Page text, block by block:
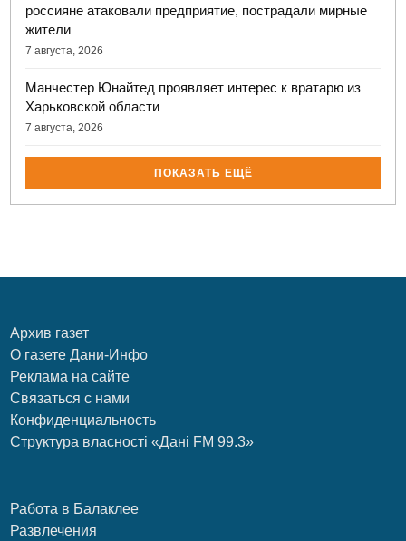
россияне атаковали предприятие, пострадали мирные
жители
7 августа, 2026
Манчестер Юнайтед проявляет интерес к вратарю из
Харьковской области
7 августа, 2026
ПОКАЗАТЬ ЕЩЁ
Архив газет
О газете Дани-Инфо
Реклама на сайте
Связаться с нами
Конфиденциальность
Структура власності «Дані FM 99.3»
Работа в Балаклее
Развлечения